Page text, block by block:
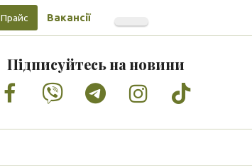
Прайс Вакансії
Підписуйтесь на новини
Facebook
VimeoTumblrInstagram
Tiktok